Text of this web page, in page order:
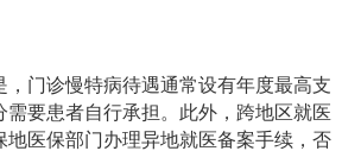
，门诊慢特病待遇通常设有年度最高支
需要患者自行承担。此外，跨地区就医
地医保部门办理异地就医备案手续，否